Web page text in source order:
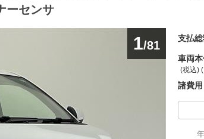
センサ
1/81
支払
車両
(税込)
諸費用